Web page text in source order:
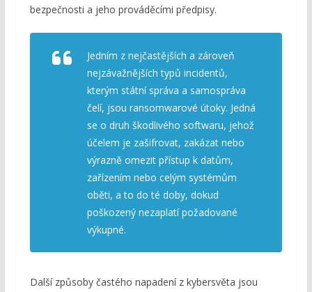
bezpečnosti a jeho prováděcími předpisy.
Jedním z nejčastějších a zároveň
nejzávažnějších typů incidentů,
kterým státní správa a samospráva
čelí, jsou ransomwarové útoky. Jedná
se o druh škodlivého softwaru, jehož
účelem je zašifrovat, zakázat nebo
výrazně omezit přístup k datům,
zařízením nebo celým systémům
oběti, a to do té doby, dokud
poškozený nezaplatí požadované
výkupné.
Další způsoby častého napadení z kybersvěta jsou